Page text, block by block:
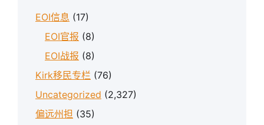
EOI信息 (17)
EOI官报 (8)
EOI战报 (8)
Kirk移民专栏 (76)
Uncategorized (2,327)
偏远州担 (35)